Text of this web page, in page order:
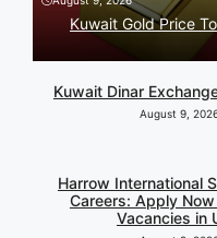
Kuwait Gold Price
Kuwait Dinar
August 9,
Harrow International
Careers: Apply
Vacancies in